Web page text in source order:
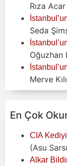
Rıza Acar
Seda
Oğuzhan
Merve
En Çok
CIA
(Asu
Alkar